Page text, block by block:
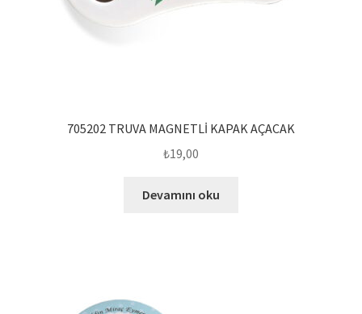
705202 TRUVA MAGNETLİ KAPAK AÇACAK
₺19,00
Devamını oku